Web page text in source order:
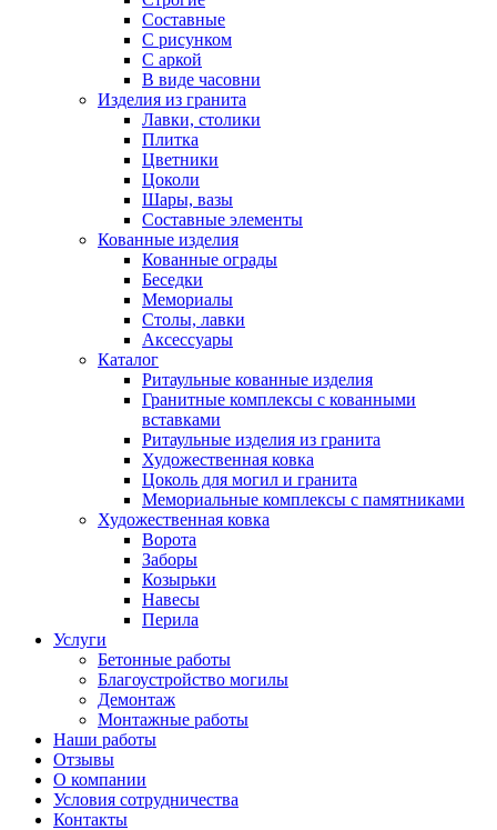
Составные
С рисунком
С аркой
В виде часовни
Изделия из гранита
Лавки, столики
Плитка
Цветники
Цоколи
Шары, вазы
Составные элементы
Кованные изделия
Кованные ограды
Беседки
Мемориалы
Столы, лавки
Аксессуары
Каталог
Ритаульные кованные изделия
Гранитные комплексы с кованными
вставками
Ритаульные изделия из гранита
Художественная ковка
Цоколь для могил и гранита
Мемориальные комплексы с памятниками
Художественная ковка
Ворота
Заборы
Козырьки
Навесы
Перила
Услуги
Бетонные работы
Благоустройство могилы
Демонтаж
Монтажные работы
Наши работы
Отзывы
О компании
Условия сотрудничества
Контакты